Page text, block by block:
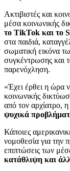
Ακτιβιστές και
μέσα κοινωνικής
το TikTok και το
στα παιδιά,
σωματική εικόνα
συγκέντρωσης και
παρενόχληση.
«Έχει έρθει η ώρα
κοινωνικής
από τον αρχίατρο,
ψυχικά
Κάποιες
νομοθεσία για την
επιπτώσεις των
κατάθλιψη και